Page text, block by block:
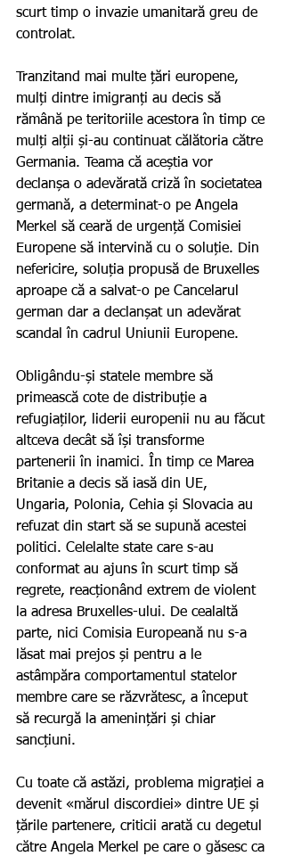
scurt timp o invazie umanitară greu de
controlat.
Tranzitand mai multe țări europene,
mulți dintre imigranți au decis să
rămână pe teritoriile acestora în timp ce
mulți alții și-au continuat călătoria către
Germania. Teama că aceștia vor
declanșa o adevărată criză în societatea
germană, a determinat-o pe Angela
Merkel să ceară de urgență Comisiei
Europene să intervină cu o soluție. Din
nefericire, soluția propusă de Bruxelles
aproape că a salvat-o pe Cancelarul
german dar a declanșat un adevărat
scandal în cadrul Uniunii Europene.
Obligându-și statele membre să
primească cote de distribuție a
refugiaților, liderii europenii nu au făcut
altceva decât să își transforme
partenerii în inamici. În timp ce Marea
Britanie a decis să iasă din UE,
Ungaria, Polonia, Cehia și Slovacia au
refuzat din start să se supună acestei
politici. Celelalte state care s-au
conformat au ajuns în scurt timp să
regrete, reacționând extrem de violent
la adresa Bruxelles-ului. De cealaltă
parte, nici Comisia Europeană nu s-a
lăsat mai prejos și pentru a le
astâmpăra comportamentul statelor
membre care se răzvrătesc, a început
să recurgă la amenințări și chiar
sancțiuni.
Cu toate că astăzi, problema migrației a
devenit «mărul discordiei» dintre UE și
țările partenere, criticii arată cu degetul
către Angela Merkel pe care o găsesc ca